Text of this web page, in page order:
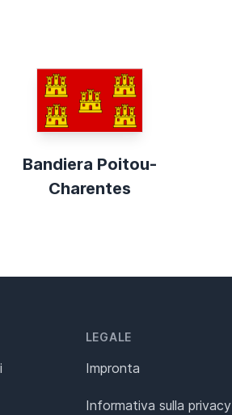
Bandiera Poitou-
Charentes
LEGALE
Impronta
Informativa sulla privacy